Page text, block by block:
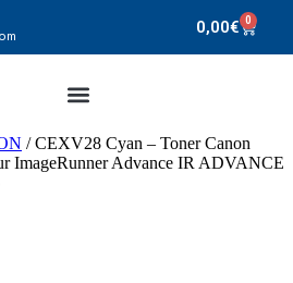
0,00€ 0
/ CEXV28 Cyan – Toner Canon
ImageRunner Advance IR ADVANCE